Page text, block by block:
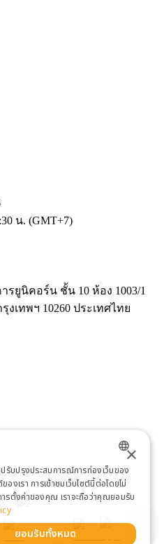
น. (GMT+7)
รยูนิคอร์น ชั้น 10 ห้อง 1003/1
เทพฯ 10260 ประเทศไทย
ENGLISH
THAI
×
ปรับปรุงประสบการณ์การท่องเว็บของ
องเรา การเข้าชมเว็บไซต์นี้ต่อโดยไม่
รตั้งค่าของคุณ เราจะถือว่าคุณยอมรับ
ยอมรับทั้งหมด